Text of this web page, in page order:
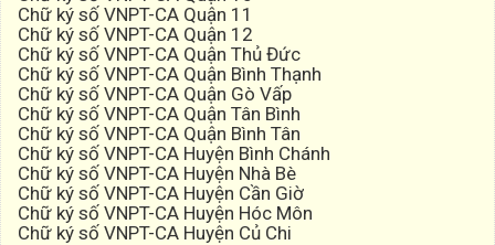
Chữ ký số VNPT-CA Quận 11
Chữ ký số VNPT-CA Quận 12
Chữ ký số VNPT-CA Quận Thủ Đức
Chữ ký số VNPT-CA Quận Bình Thạnh
Chữ ký số VNPT-CA Quận Gò Vấp
Chữ ký số VNPT-CA Quận Tân Bình
Chữ ký số VNPT-CA Quận Bình Tân
Chữ ký số VNPT-CA Huyện Bình Chánh
Chữ ký số VNPT-CA Huyện Nhà Bè
Chữ ký số VNPT-CA Huyện Cần Giờ
Chữ ký số VNPT-CA Huyện Hóc Môn
Chữ ký số VNPT-CA Huyện Củ Chi